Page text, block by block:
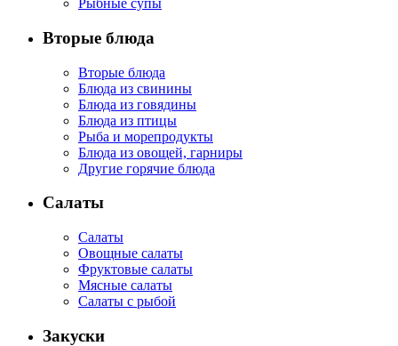
Рыбные супы
Вторые блюда
Вторые блюда
Блюда из свинины
Блюда из говядины
Блюда из птицы
Рыба и морепродукты
Блюда из овощей, гарниры
Другие горячие блюда
Салаты
Салаты
Овощные салаты
Фруктовые салаты
Мясные салаты
Салаты с рыбой
Закуски